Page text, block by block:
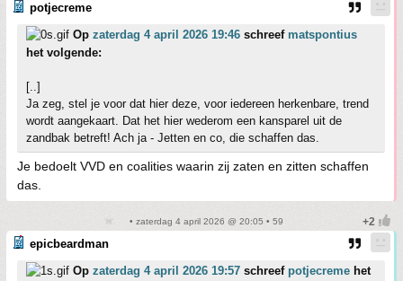
potjecreme
Op zaterdag 4 april 2026 19:46 schreef matspontius
het volgende:
[..]
Ja zeg, stel je voor dat hier deze, voor iedereen herkenbare, trend
wordt aangekaart. Dat het hier wederom een kansparel uit de
zandbak betreft! Ach ja - Jetten en co, die schaffen das.
Je bedoelt VVD en coalities waarin zij zaten en zitten schaffen
das.
• zaterdag 4 april 2026 @ 20:05 • 59
epicbeardman
Op zaterdag 4 april 2026 19:57 schreef potjecreme het